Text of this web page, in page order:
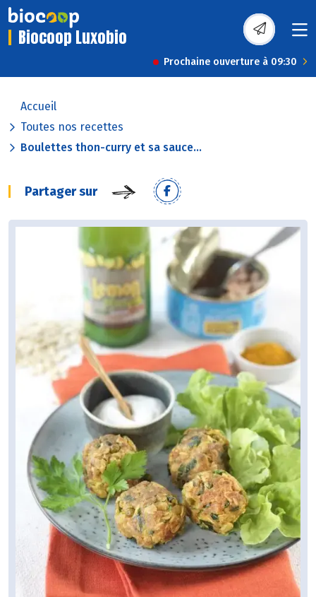
Biocoop Luxobio
Prochaine ouverture à 09:30
Accueil
Toutes nos recettes
Boulettes thon-curry et sa sauce...
Partager sur